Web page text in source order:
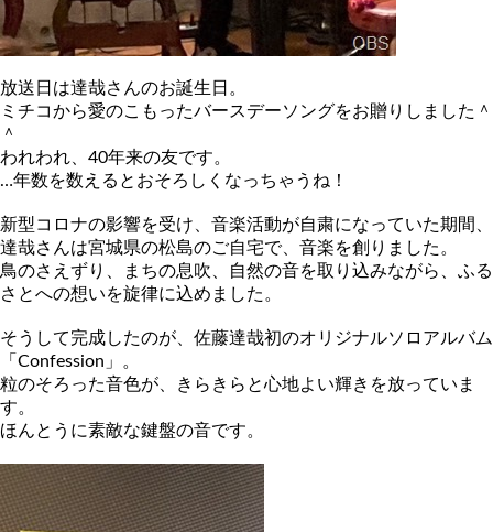
放送日は達哉さんのお誕生日。
ミチコから愛のこもったバースデーソングをお贈りしました＾
＾
われわれ、40年来の友です。
…年数を数えるとおそろしくなっちゃうね！
新型コロナの影響を受け、音楽活動が自粛になっていた期間、
達哉さんは宮城県の松島のご自宅で、音楽を創りました。
鳥のさえずり、まちの息吹、自然の音を取り込みながら、ふる
さとへの想いを旋律に込めました。
そうして完成したのが、佐藤達哉初のオリジナルソロアルバム
「Confession」。
粒のそろった音色が、きらきらと心地よい輝きを放っていま
す。
ほんとうに素敵な鍵盤の音です。